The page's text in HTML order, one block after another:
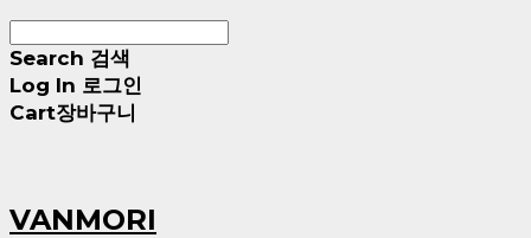
Search 검색
Log In 로그인
Cart장바구니
VANMORI